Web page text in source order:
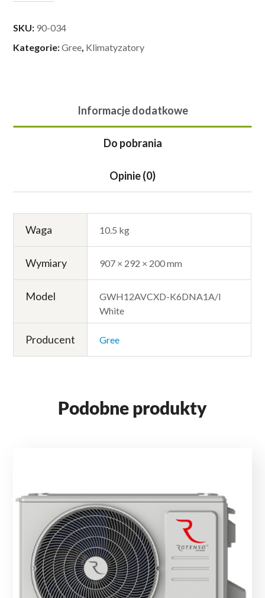
SKU: 90-034
Kategorie:Gree Klimatyzatory
Informacje dodatkowe
Do pobrania
Opinie (0)
Waga 10.5 kg
Wymiary 907 × 292 × 200 mm
Model
GWH12AVCXD-K6DNA1A/I
White
Producent Gree
Podobne produkty